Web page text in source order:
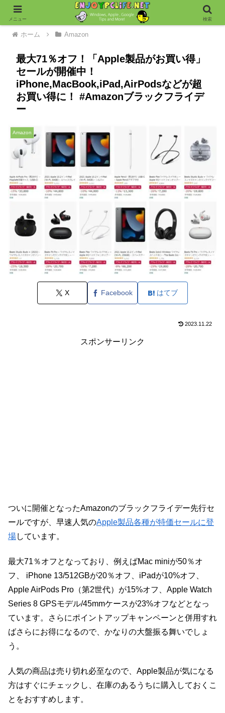
ホーム Amazon
最大71％オフ！「Apple製品がお買い得」
セールが開催中！
iPhone,MacBook,iPad,AirPodsなどが超
お買い得に！ #Amazonブラックフライデ
ー
Amazon
X Facebook はてブ
2023.11.22
スポンサーリンク
ついに開催となったAmazonのブラックフライデー先行セ
ールですが、早速人気のApple製品各種が特価セールに登
場しています。
最大71％オフとなっており、例えばMac miniが50％オ
フ、 iPhone 13/512GBが20％オフ、iPadが10%オフ、
Apple AirPods Pro（第2世代）が15%オフ、Apple Watch
Series 8 GPSモデル/45mmケースが23%オフなどとなっ
ています。さらにポイントアップキャンペーンと併用すれ
ばさらにお得になるので、かなりの大盤振る舞いでしょ
う。
人気の商品は売り切れ必至なので、Apple製品が気になる
方はすぐにチェックし、在庫のあるうちに購入しておくこ
とをおすすめします。
メニュー 検索